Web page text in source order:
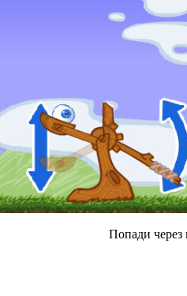
Попади через